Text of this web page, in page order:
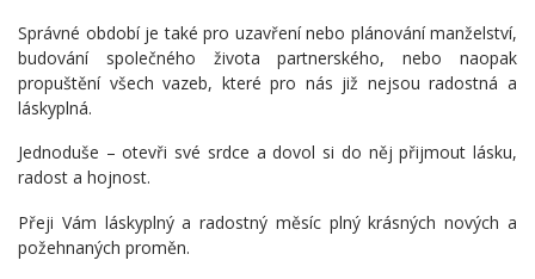
Správné období je také pro uzavření nebo plánování manželství,
budování společného života partnerského, nebo naopak
propuštění všech vazeb, které pro nás již nejsou radostná a
láskyplná.
Jednoduše – otevři své srdce a dovol si do něj přijmout lásku,
radost a hojnost.
Přeji Vám láskyplný a radostný měsíc plný krásných nových a
požehnaných proměn.